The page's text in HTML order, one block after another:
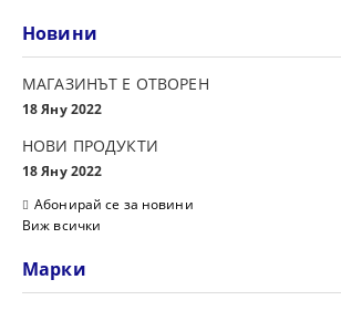
Новини
МАГАЗИНЪТ Е ОТВОРЕН
18 Яну 2022
НОВИ ПРОДУКТИ
18 Яну 2022
Абонирай се за новини
Виж всички
Марки